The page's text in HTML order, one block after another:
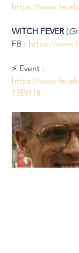
https://
WITCH FEVER (
FB : https://
⚡ Event :
https://
7359118